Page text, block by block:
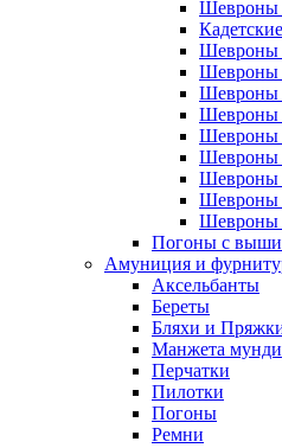
Шевроны
Шевроны
Шевроны
Шевроны
Погоны с
Амуниция и
Аксельбанты
Береты
Бляхи и
Манжета
Перчатки
Пилотки
Погоны
Ремни